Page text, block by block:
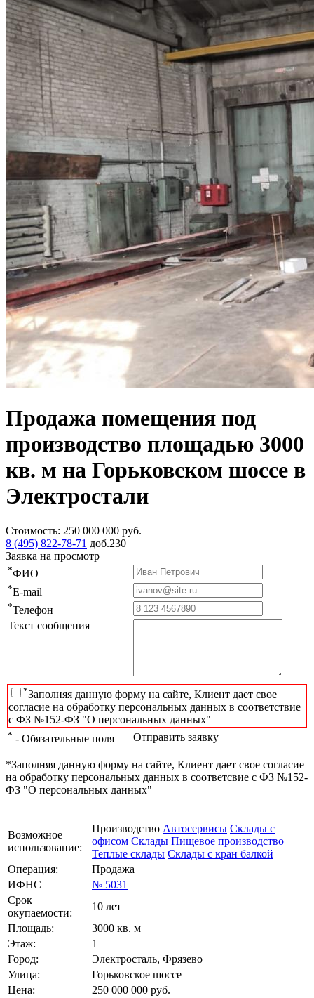
Продажа помещения под
производство площадью 3000
кв. м на Горьковском шоссе в
Электростали
Стоимость: 250 000 000 руб.
8 (495) 822-78-71 доб.230
Заявка на просмотр
*ФИО
*E-mail
*Телефон
Текст сообщения
*Заполняя данную форму на сайте, Клиент дает свое
согласие на обработку персональных данных в соответствие
с ФЗ №152-ФЗ "О персональных данных"
* - Обязательные поля Отправить заявку
*Заполняя данную форму на сайте, Клиент дает свое согласие
на обработку персональных данных в соответсвие с ФЗ №152-
ФЗ "О персональных данных"
Возможное
использование:
Производство Автосервисы Склады с
офисом Склады Пищевое производство
Теплые склады Склады с кран балкой
Операция:
Продажа
ИФНС
№ 5031
Срок
окупаемости:
10 лет
Площадь:
3000 кв. м
Этаж:
1
Город:
Электросталь, Фрязево
Улица:
Горьковское шоссе
Цена:
250 000 000 руб.